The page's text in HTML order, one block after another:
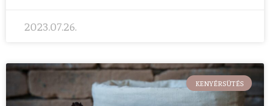
2023.07.26.
KENYÉRSÜTÉS